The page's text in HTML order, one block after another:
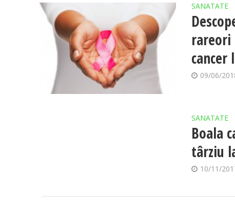
SANATATE
rareori
cancer
09/06/
SANATATE
Boala
târziu
10/11/